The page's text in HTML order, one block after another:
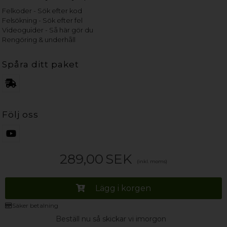
289,00 SEK (inkl. moms)
Lägg i korgen
Säker betalning
Beställ nu så skickar vi imorgon
Felkoder - Sök efter kod
Felsökning - Sök efter fel
Videoguider - Så här gör du
Rengöring & underhåll
Spåra ditt paket
Följ oss